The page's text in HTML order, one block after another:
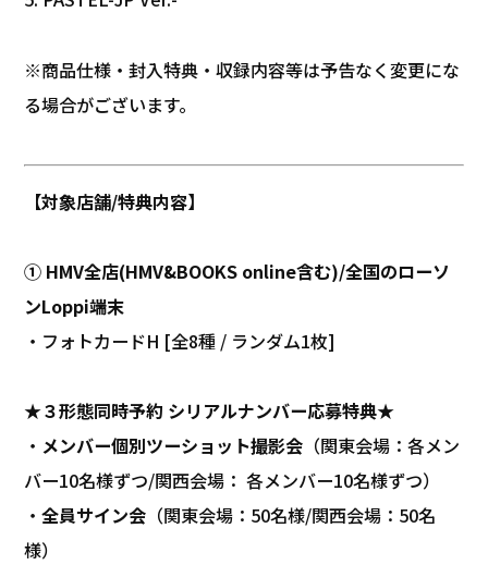
※商品仕様・封入特典・収録内容等は予告なく変更にな
る場合がございます。
【対象店舗/特典内容】
① HMV全店(HMV&BOOKS online含む)/全国のローソ
ンLoppi端末
・フォトカードH [全8種 / ランダム1枚]
★３形態同時予約 シリアルナンバー応募特典★
・ メンバー個別ツーショット撮影会 （関東会場：各メン
バー10名様ずつ/関西会場： 各メンバー10名様ずつ）
・全員サイン会 （関東会場：50名様/関西会場：50名
様）